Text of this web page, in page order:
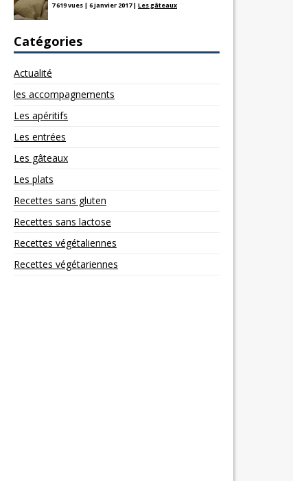
7 619 vues | 6 janvier 2017| Les gâteaux
Catégories
Actualité
les accompagnements
Les apéritifs
Les entrées
Les gâteaux
Les plats
Recettes sans gluten
Recettes sans lactose
Recettes végétaliennes
Recettes végétariennes